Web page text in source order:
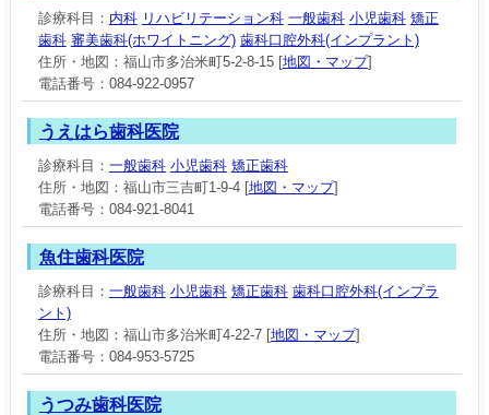
診療科目： 内科 リハビリテーション科 一般歯科 小児歯科 矯正
歯科 審美歯科(ホワイトニング) 歯科口腔外科(インプラント)
住所・地図：福山市多治米町5-2-8-15 [地図・マップ]
電話番号：084-922-0957
うえはら歯科医院
診療科目： 一般歯科 小児歯科 矯正歯科
住所・地図：福山市三吉町1-9-4 [地図・マップ]
電話番号：084-921-8041
魚住歯科医院
診療科目： 一般歯科 小児歯科 矯正歯科 歯科口腔外科(インプラ
ント)
住所・地図：福山市多治米町4-22-7 [地図・マップ]
電話番号：084-953-5725
うつみ歯科医院